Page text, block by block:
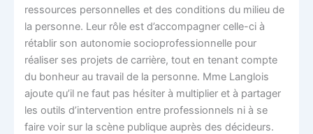
ressources personnelles et des conditions du milieu de
la personne. Leur rôle est d’accompagner celle-ci à
rétablir son autonomie socioprofessionnelle pour
réaliser ses projets de carrière, tout en tenant compte
du bonheur au travail de la personne. Mme Langlois
ajoute qu’il ne faut pas hésiter à multiplier et à partager
les outils d’intervention entre professionnels ni à se
faire voir sur la scène publique auprès des décideurs.